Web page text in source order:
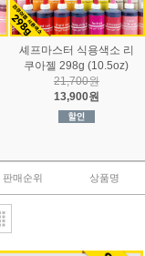
셰프마스터 식용색소 리
쿠아젤 298g (10.5oz)
21,700원
13,900원
판매순위 상품명